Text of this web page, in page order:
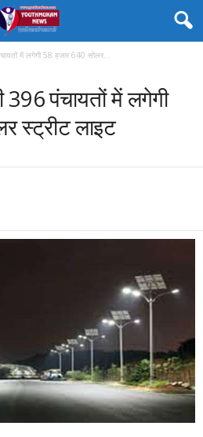
में लगेगी 58 हजार 640 सोलर...
396 पंचायतों में लगेगी
स्ट्रीट लाइट